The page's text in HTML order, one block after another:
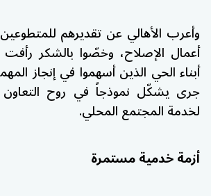
وأعرب الأهالي عن تقديرهم
أعمال الإصلاح، وخصّوا بالشكر
أبناء الحي الذين أسهموا في إنجاز
جرى يشكّل نموذجاً في روح التعاون
لخدمة المجتمع المحلي.
أزمة خدمية مستمرة